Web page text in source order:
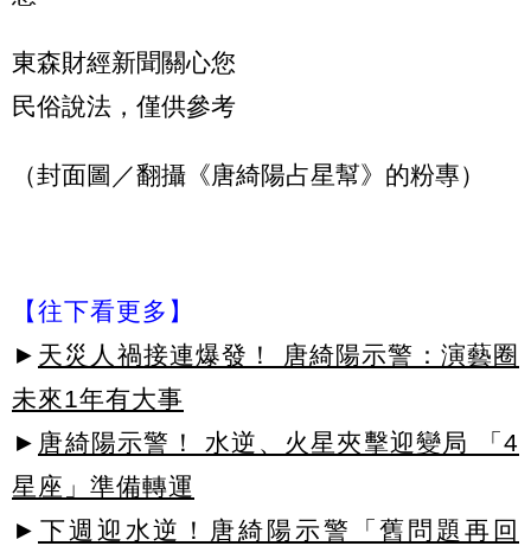
東森財經新聞關心您
民俗說法，僅供參考
（封面圖／翻攝《唐綺陽占星幫》的粉專）
【往下看更多】
► 天災人禍接連爆發！ 唐綺陽示警：演藝圈
未來1年有大事
► 唐綺陽示警！ 水逆、火星夾擊迎變局 「4
星座」準備轉運
► 下週迎水逆！唐綺陽示警「舊問題再回